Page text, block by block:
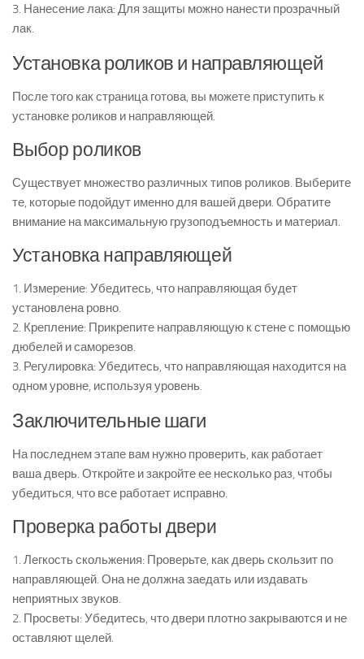
3. Нанесение лака: Для защиты можно нанести прозрачный
лак.
Установка роликов и направляющей
После того как страница готова, вы можете приступить к
установке роликов и направляющей.
Выбор роликов
Существует множество различных типов роликов. Выберите
те, которые подойдут именно для вашей двери. Обратите
внимание на максимальную грузоподъемность и материал.
Установка направляющей
1. Измерение: Убедитесь, что направляющая будет
установлена ровно.
2. Крепление: Прикрепите направляющую к стене с помощью
дюбелей и саморезов.
3. Регулировка: Убедитесь, что направляющая находится на
одном уровне, используя уровень.
Заключительные шаги
На последнем этапе вам нужно проверить, как работает
ваша дверь. Откройте и закройте ее несколько раз, чтобы
убедиться, что все работает исправно.
Проверка работы двери
1. Легкость скольжения: Проверьте, как дверь скользит по
направляющей. Она не должна заедать или издавать
неприятных звуков.
2. Просветы: Убедитесь, что двери плотно закрываются и не
оставляют щелей.